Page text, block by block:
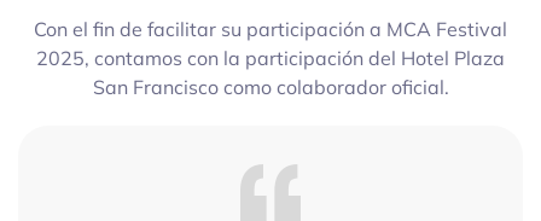
Con el fin de facilitar su participación a MCA Festival
2025, contamos con la participación del Hotel Plaza
San Francisco como colaborador oficial.